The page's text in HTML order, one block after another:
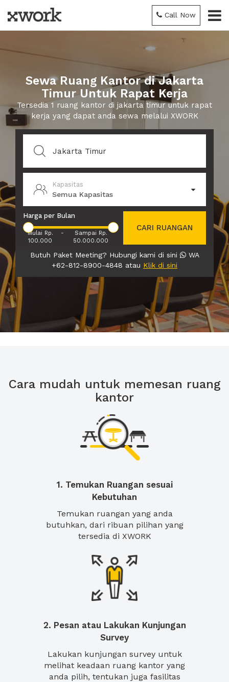
Call Now
Sewa Ruang Kantor di Jakarta
Timur Untuk Rapat Kerja
Tersedia 1 ruang kantor di jakarta timur untuk rapat
kerja yang dapat anda sewa melalui XWORK
Kapasitas
Semua Kapasitas
Harga per Bulan
Mulai Rp.
100.000
-
Sampai Rp.
50.000.000
CARI RUANGAN
Butuh Paket Meeting? Hubungi kami di sini
WA
+62-812-8900-4848 atau Klik di sini
Cara mudah untuk memesan ruang
kantor
1. Temukan Ruangan sesuai
Kebutuhan
Temukan ruangan yang anda
butuhkan, dari ribuan pilihan yang
tersedia di XWORK
2. Pesan atau Lakukan Kunjungan
Survey
Lakukan kunjungan survey untuk
melihat keadaan ruang kantor yang
anda pilih, tentukan juga fasilitas